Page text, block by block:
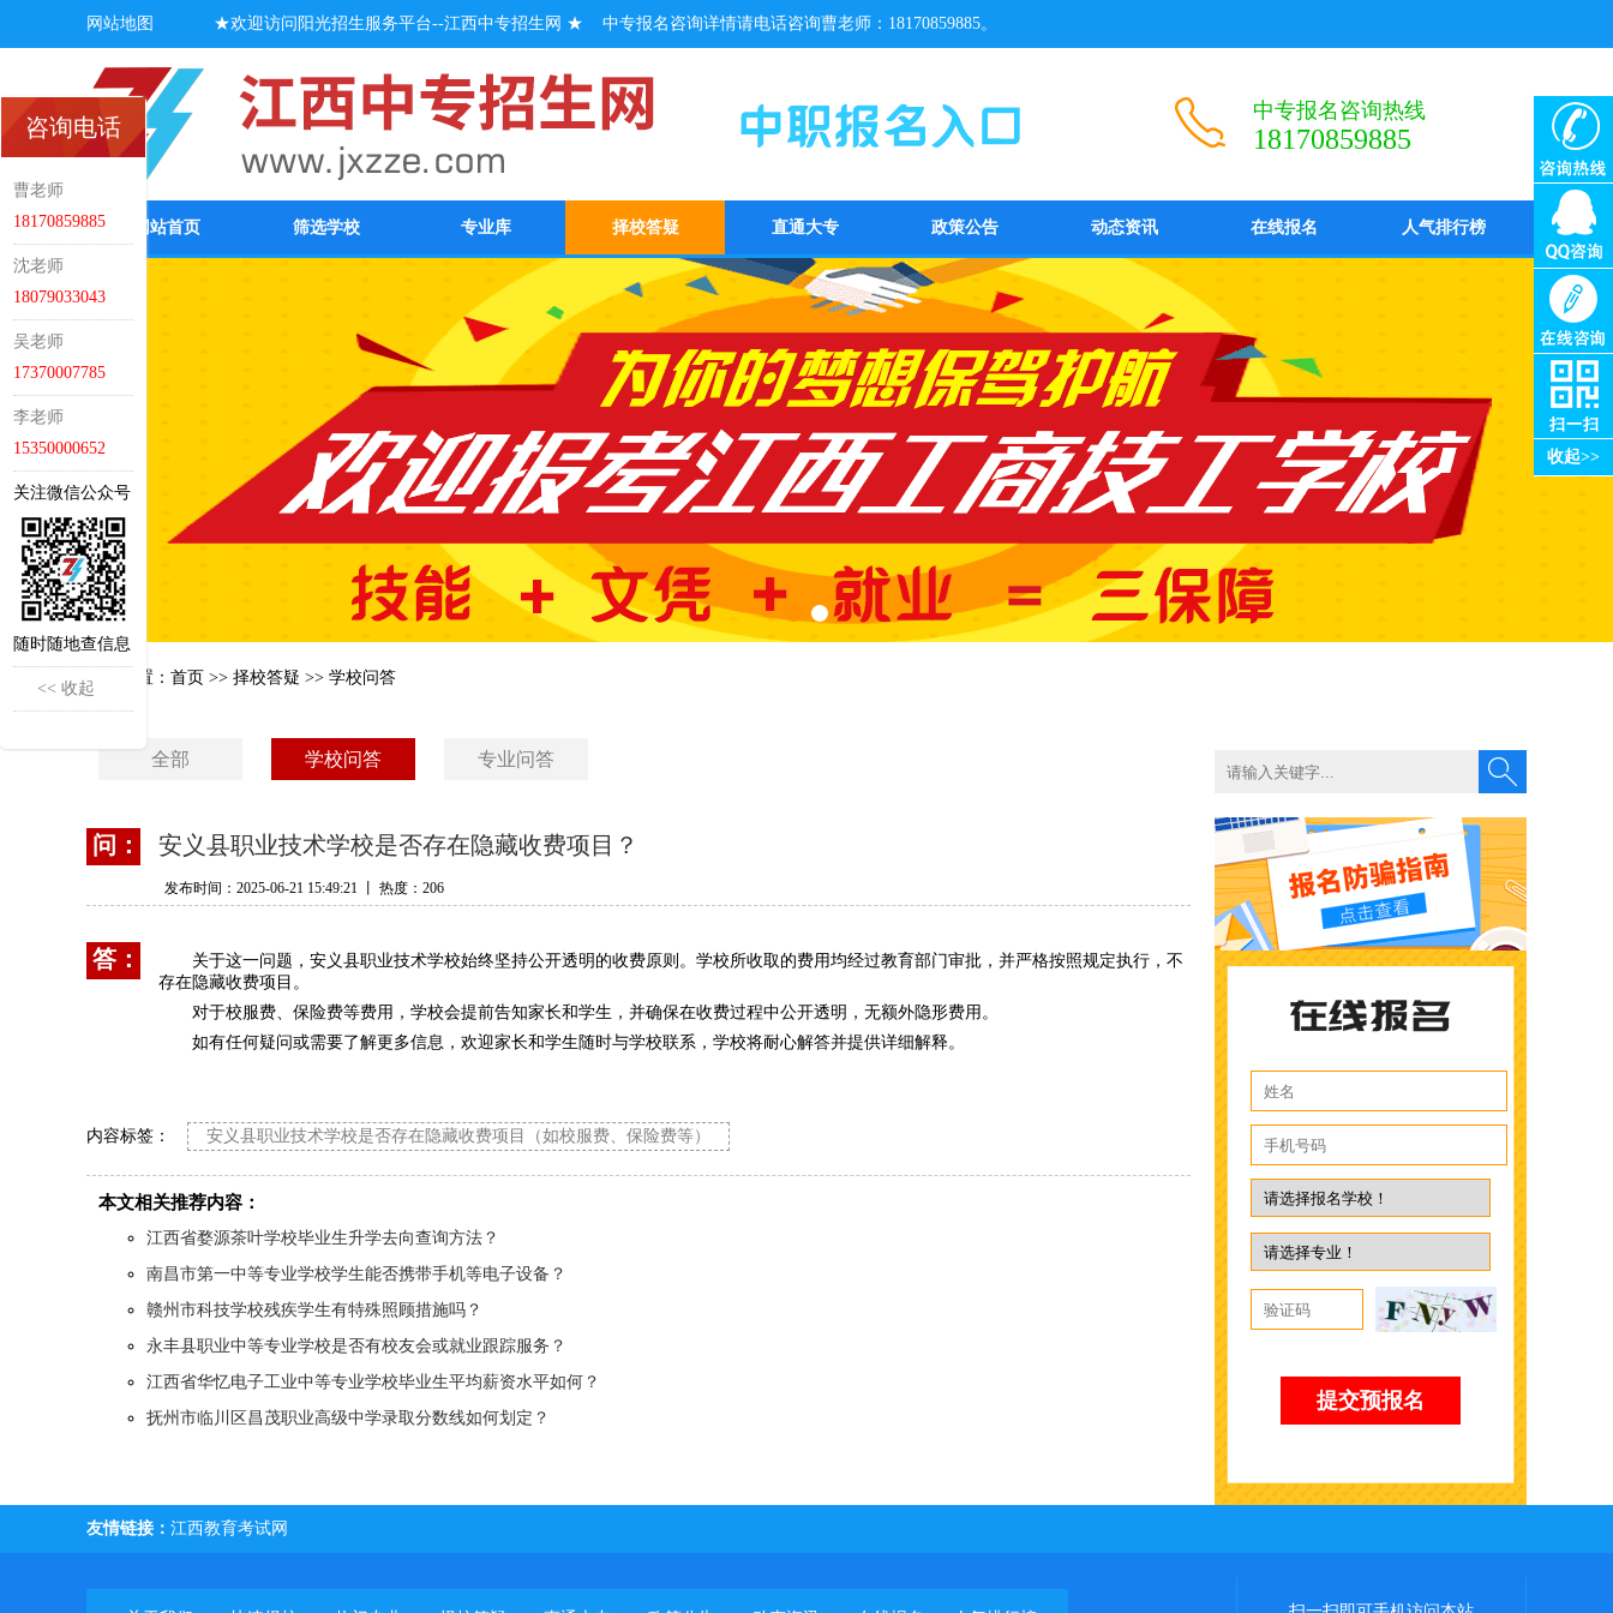
网站地图 ★欢迎访问阳光招生服务平台--江西中专招生网 ★ 中专报名咨询详情请电话咨询曹老师：18170859885。
中专报名咨询热线
18170859885
网站首页 筛选学校 专业库 择校答疑 直通大专 政策公告 动态资讯 在线报名 人气排行榜
当前位置： 首页 >> 择校答疑 >> 学校问答
全部 学校问答 专业问答
问： 安义县职业技术学校是否存在隐藏收费项目？
发布时间：2025-06-21 15:49:21 丨 热度：206
答：
关于这一问题，安义县职业技术学校始终坚持公开透明的收费原则。学校所收取的费用均经过教育部门审批，并严格按照规定执行，不
存在隐藏收费项目。
对于校服费、保险费等费用，学校会提前告知家长和学生，并确保在收费过程中公开透明，无额外隐形费用。
如有任何疑问或需要了解更多信息，欢迎家长和学生随时与学校联系，学校将耐心解答并提供详细解释。
内容标签： 安义县职业技术学校是否存在隐藏收费项目（如校服费、保险费等）
本文相关推荐内容：
江西省婺源茶叶学校毕业生升学去向查询方法？
南昌市第一中等专业学校学生能否携带手机等电子设备？
赣州市科技学校残疾学生有特殊照顾措施吗？
永丰县职业中等专业学校是否有校友会或就业跟踪服务？
江西省华忆电子工业中等专业学校毕业生平均薪资水平如何？
抚州市临川区昌茂职业高级中学录取分数线如何划定？
友情链接： 江西教育考试网
咨询电话
曹老师
18170859885
沈老师
18079033043
吴老师
17370007785
李老师
15350000652
关注微信公众号
随时随地查信息
<< 收起
收起>>